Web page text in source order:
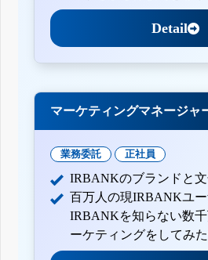
Detail
マーケティングマネージャ
業務委託 正社員
IRBANKのブランドと文
百万人の現IRBANKユ
IRBANKを知らない数
ーケティングをしてみた